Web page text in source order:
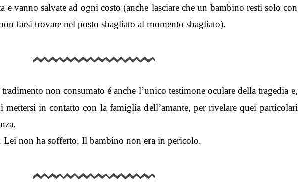
e vanno salvate ad ogni costo (anche lasciare che un bambino resti solo con
farsi trovare nel posto sbagliato al momento sbagliato).
non consumato é anche l’unico testimone oculare della tragedia e,
mettersi in contatto con la famiglia dell’amante, per rivelare quei particolari
Lei non ha sofferto. Il bambino non era in pericolo.